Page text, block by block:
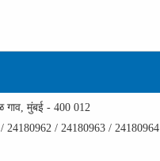
मुंबई - 400 012
24180962 / 24180963 / 24180964